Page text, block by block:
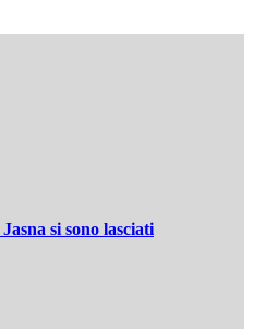
si sono lasciati